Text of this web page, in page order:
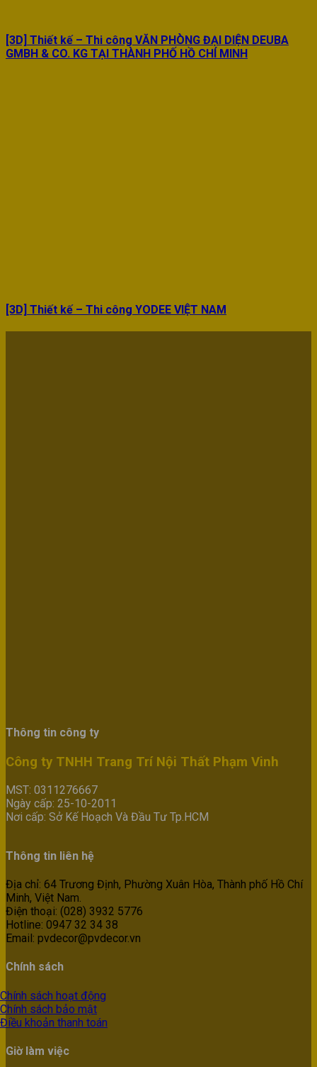
[3D] Thiết kế – Thi công VĂN PHÒNG ĐẠI DIỆN DEUBA
GMBH & CO. KG TẠI THÀNH PHỐ HỒ CHÍ MINH
[3D] Thiết kế – Thi công YODEE VIỆT NAM
Thông tin công ty
Công ty TNHH Trang Trí Nội Thất Phạm Vinh
MST: 0311276667
Ngày cấp: 25-10-2011
Nơi cấp: Sở Kế Hoạch Và Đầu Tư Tp.HCM
Thông tin liên hệ
Địa chỉ: 64 Trương Định, Phường Xuân Hòa, Thành phố Hồ Chí
Minh, Việt Nam.
Điện thoại: (028) 3932 5776
Hotline: 0947 32 34 38
Email: pvdecor@pvdecor.vn
Chính sách
Chính sách hoạt động
Chính sách bảo mật
Điều khoản thanh toán
Giờ làm việc